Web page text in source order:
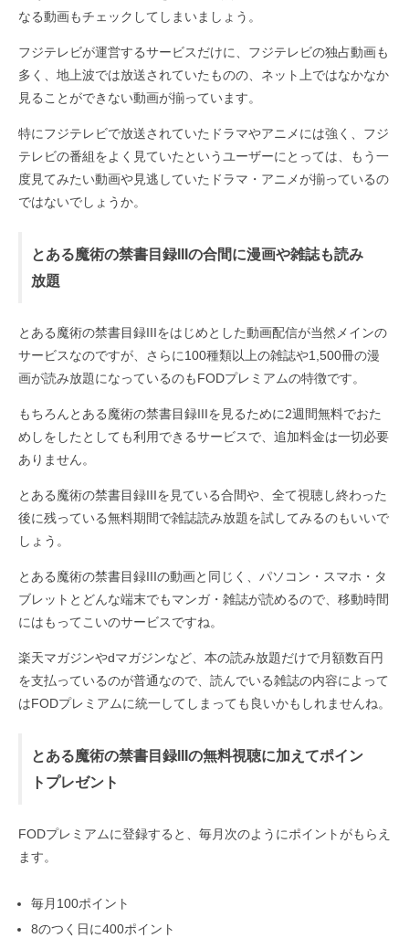
なる動画もチェックしてしまいましょう。
フジテレビが運営するサービスだけに、フジテレビの独占動画も
多く、地上波では放送されていたものの、ネット上ではなかなか
見ることができない動画が揃っています。
特にフジテレビで放送されていたドラマやアニメには強く、フジ
テレビの番組をよく見ていたというユーザーにとっては、もう一
度見てみたい動画や見逃していたドラマ・アニメが揃っているの
ではないでしょうか。
とある魔術の禁書目録IIIの合間に漫画や雑誌も読み
放題
とある魔術の禁書目録IIIをはじめとした動画配信が当然メインの
サービスなのですが、さらに100種類以上の雑誌や1,500冊の漫
画が読み放題になっているのもFODプレミアムの特徴です。
もちろんとある魔術の禁書目録IIIを見るために2週間無料でおた
めしをしたとしても利用できるサービスで、追加料金は一切必要
ありません。
とある魔術の禁書目録IIIを見ている合間や、全て視聴し終わった
後に残っている無料期間で雑誌読み放題を試してみるのもいいで
しょう。
とある魔術の禁書目録IIIの動画と同じく、パソコン・スマホ・タ
ブレットとどんな端末でもマンガ・雑誌が読めるので、移動時間
にはもってこいのサービスですね。
楽天マガジンやdマガジンなど、本の読み放題だけで月額数百円
を支払っているのが普通なので、読んでいる雑誌の内容によって
はFODプレミアムに統一してしまっても良いかもしれませんね。
とある魔術の禁書目録IIIの無料視聴に加えてポイン
トプレゼント
FODプレミアムに登録すると、毎月次のようにポイントがもらえ
ます。
毎月100ポイント
8のつく日に400ポイント